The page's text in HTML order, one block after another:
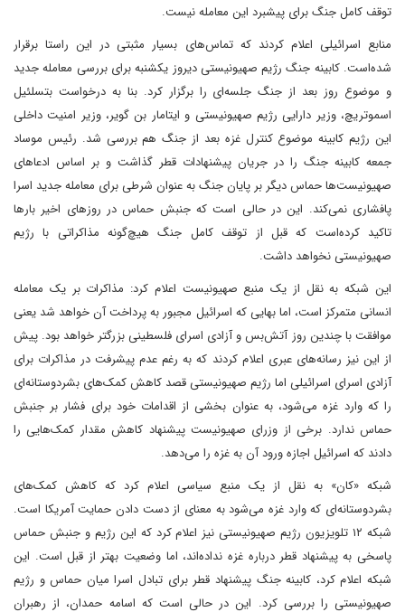
توقف کامل جنگ برای پیشبرد این معامله نیست.
منابع اسرائیلی اعلام کردند که تماس‌های بسیار مثبتی در این راستا برقرار
شده‌است. کابینه جنگ رژیم صهیونیستی دیروز یکشنبه برای بررسی معامله جدید
و موضوع روز بعد از جنگ جلسه‌ای را برگزار کرد. بنا به درخواست بتسلئیل
اسموتریچ، وزیر دارایی رژیم صهیونیستی و ایتامار بن گویر، وزیر امنیت داخلی
این رژیم کابینه موضوع کنترل غزه بعد از جنگ هم بررسی شد. رئیس موساد
جمعه کابینه جنگ را در جریان پیشنهادات قطر گذاشت و بر اساس ادعاهای
صهیونیست‌ها حماس دیگر بر پایان جنگ به عنوان شرطی برای معامله جدید اسرا
پافشاری نمی‌کند. این در حالی است که جنبش حماس در روزهای اخیر بارها
تاکید کرده‌است که قبل از توقف کامل جنگ هیچ‌گونه مذاکراتی با رژیم
صهیونیستی نخواهد داشت.
این شبکه به نقل از یک منبع صهیونیست اعلام کرد: مذاکرات بر یک معامله
انسانی متمرکز است، اما بهایی که اسرائیل مجبور به پرداخت آن خواهد شد یعنی
موافقت با چندین روز آتش‌بس و آزادی اسرای فلسطینی بزرگتر خواهد بود. پیش
از این نیز رسانه‌های عبری اعلام کردند که به رغم عدم پیشرفت در مذاکرات برای
آزادی اسرای اسرائیلی اما رژیم صهیونیستی قصد کاهش کمک‌های بشردوستانه‌ای
را که وارد غزه می‌شود، به عنوان بخشی از اقدامات خود برای فشار بر جنبش
حماس ندارد. برخی از وزرای صهیونیست پیشنهاد کاهش مقدار کمک‌هایی را
دادند که اسرائیل اجازه ورود آن به غزه را می‌دهد.
شبکه «کان» به نقل از یک منبع سیاسی اعلام کرد که کاهش کمک‌های
بشردوستانه‌ای که وارد غزه می‌شود به معنای از دست دادن حمایت آمریکا است.
شبکه ۱۲ تلویزیون رژیم صهیونیستی نیز اعلام کرد که این رژیم و جنبش حماس
پاسخی به پیشنهاد قطر درباره غزه نداده‌اند، اما وضعیت بهتر از قبل است. این
شبکه اعلام کرد، کابینه جنگ پیشنهاد قطر برای تبادل اسرا میان حماس و رژیم
صهیونیستی را بررسی کرد. این در حالی است که اسامه حمدان، از رهبران